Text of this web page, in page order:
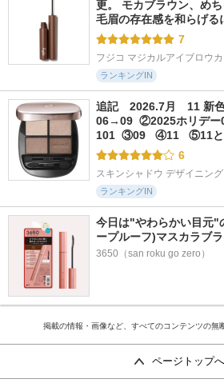
更。 モカブラウン、め
毛眉の存在感を和らげ
7
フジコ マジカルアイブロウ
ランキングIN
追記　2026.7月　11 新
06→09  ②2025ホリデー
101  ③09   ④11   ⑤11
6
スキンシャドウ デザイニング
ランキングIN
今日は"やわらかい目元"
ープルーフ)マスカラブ
3650（san roku go zero）
掲載の情報・画像など、すべてのコンテンツの無
ページトップへ